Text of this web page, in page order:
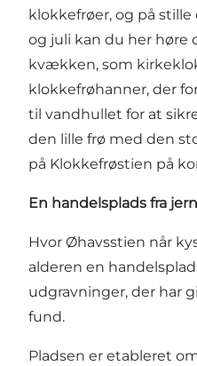
klokkefrøer, og på
og juli kan du her høre
kvækken, som
klokkefrøhanner, der
til vandhullet for at
den lille frø med den
på Klokkefrøstien på
En handelsplads fra
Hvor Øhavsstien når
alderen en
udgravninger, der har
fund.
Pladsen er etableret